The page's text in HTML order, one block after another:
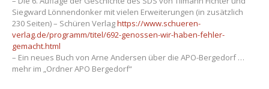
Siegward Lönnendonker mit vielen Erweiterungen (in zusätzlich
230 Seiten) – Schüren Verlaghttps://www.schueren-
verlag.de/programm/titel/692-genossen-wir-haben-fehler-
gemacht.html
– Ein neues Buch von Arne Andersen über die APO-Bergedorf …
mehr im „Ordner APO Bergedorf“